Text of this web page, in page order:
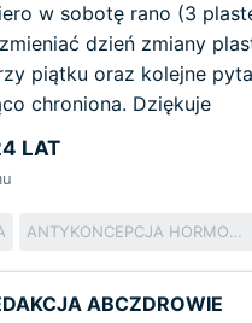
w sobotę rano (3
dzień zmiany
piątku oraz kolejne
chroniona. Dziękuje
LAT
ANTYKONCEPCJA HORMONALNA
ABCZDROWIE